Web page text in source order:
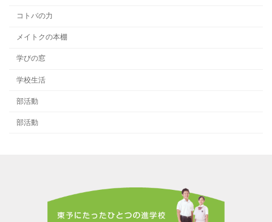
コトバの力
メイトクの本棚
学びの窓
学校生活
部活動
部活動